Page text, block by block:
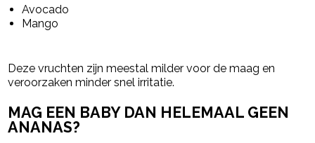
Avocado
Mango
Deze vruchten zijn meestal milder voor de maag en
veroorzaken minder snel irritatie.
MAG EEN BABY DAN HELEMAAL GEEN
ANANAS?